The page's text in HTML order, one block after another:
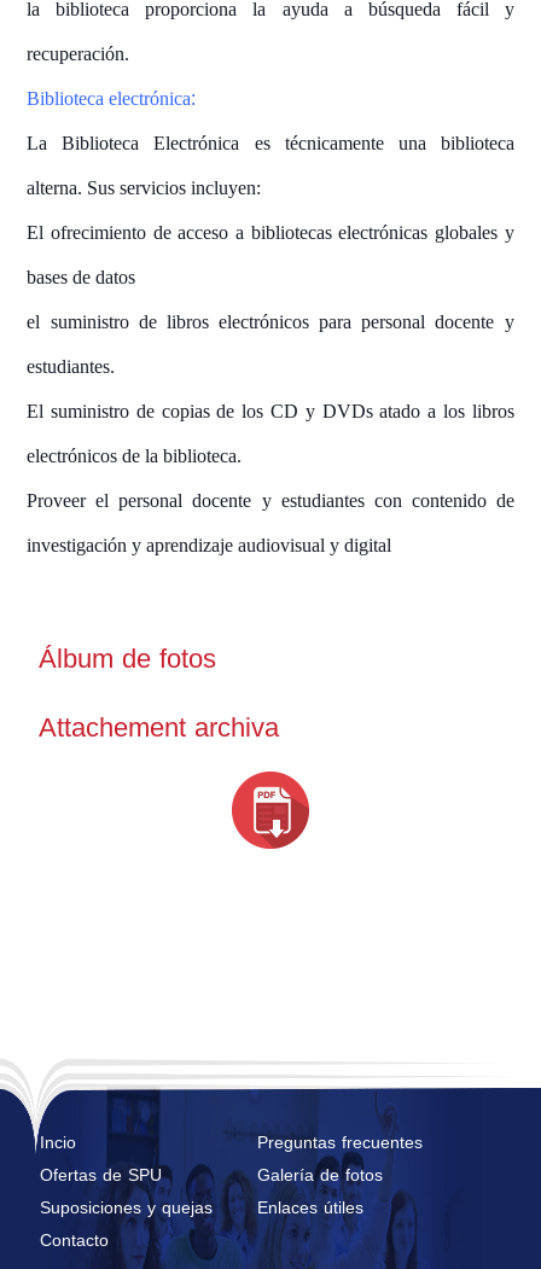
la biblioteca proporciona la ayuda a búsqueda fácil y
recuperación.
Biblioteca electrónica:
La Biblioteca Electrónica es técnicamente una biblioteca
alterna. Sus servicios incluyen:
El ofrecimiento de acceso a bibliotecas electrónicas globales y
bases de datos
el suministro de libros electrónicos para personal docente y
estudiantes.
El suministro de copias de los CD y DVDs atado a los libros
electrónicos de la biblioteca.
Proveer el personal docente y estudiantes con contenido de
investigación y aprendizaje audiovisual y digital
Álbum de fotos
Attachement archiva
Incio
Preguntas frecuentes
Ofertas de SPU
Galería de fotos
Suposiciones y quejas
Enlaces útiles
Contacto